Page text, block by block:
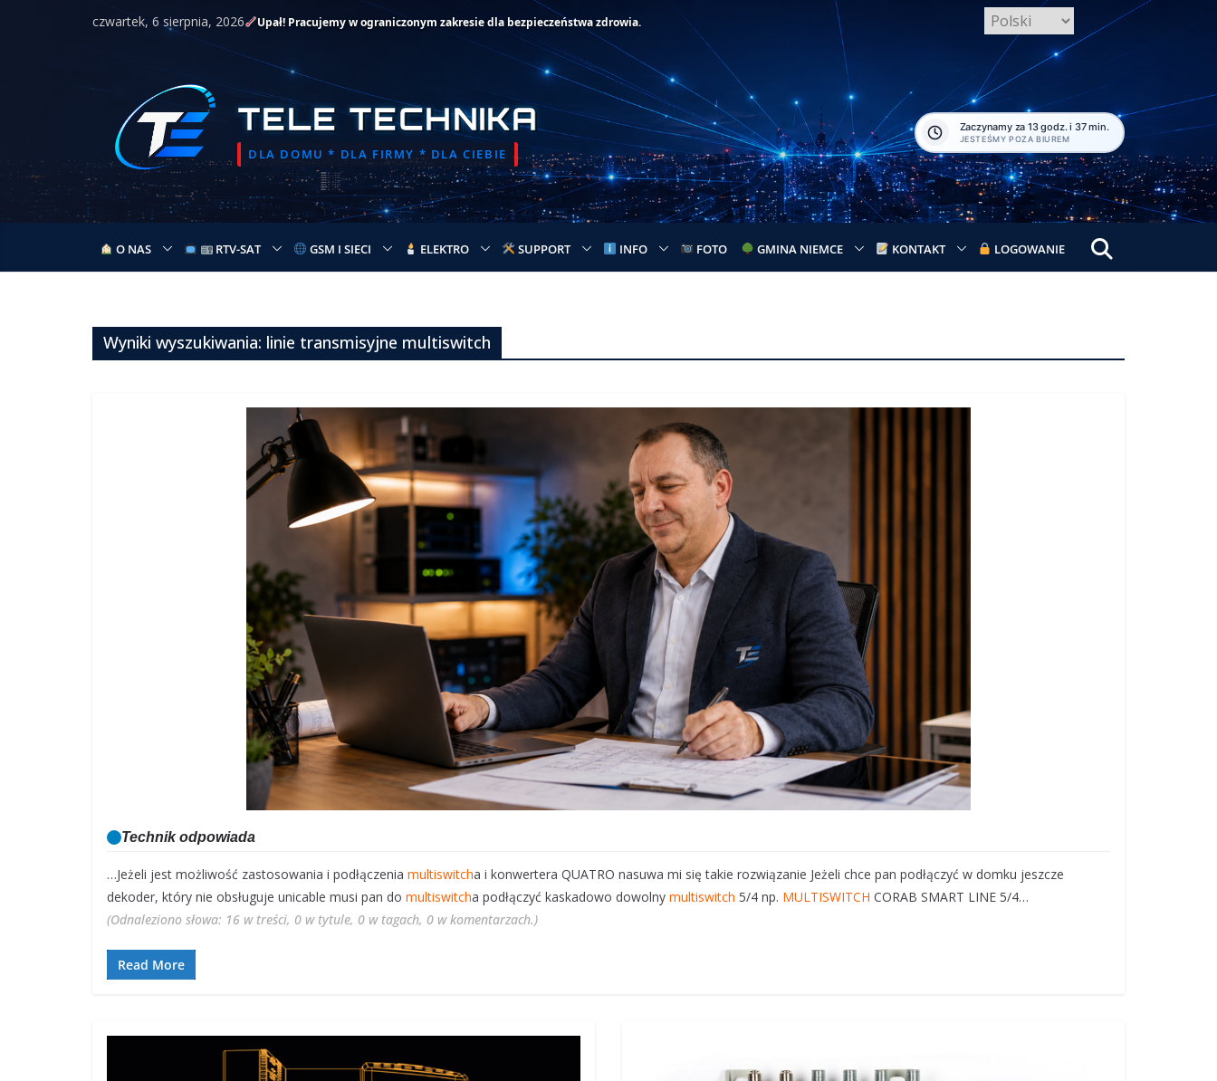
czwartek, 6 sierpnia, 2026 Upał! Pracujemy w ograniczonym zakresie dla bezpieczeństwa zdrowia.
TELE TECHNIKA
DLA DOMU * DLA FIRMY * DLA CIEBIE
Zaczynamy za 13 godz. i 37 min.
JESTEŚMY POZA BIUREM
O NAS RTV-SAT GSM I SIECI ELEKTRO SUPPORT INFO FOTO GMINA NIEMCE KONTAKT LOGOWANIE
Wyniki wyszukiwania: linie transmisyjne multiswitch
Technik odpowiada
…Jeżeli jest możliwość zastosowania i podłączenia multiswitcha i konwertera QUATRO nasuwa mi się takie rozwiązanie Jeżeli chce pan podłączyć w domku jeszcze
dekoder, który nie obsługuje unicable musi pan do multiswitcha podłączyć kaskadowo dowolny multiswitch 5/4 np. MULTISWITCH CORAB SMART LINE 5/4…
(Odnaleziono słowa: 16 w treści, 0 w tytule, 0 w tagach, 0 w komentarzach.)
Read More